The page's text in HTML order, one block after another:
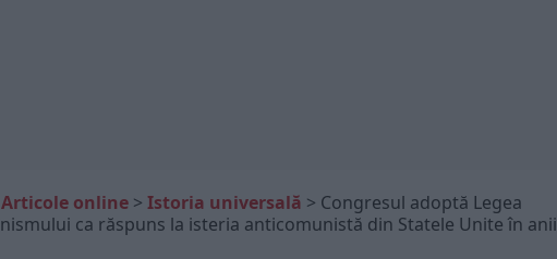
Articole online > Istoria universală > Congresul adoptă Legea
ca răspuns la isteria anticomunistă din Statele Unite în anii